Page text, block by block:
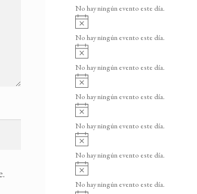
e
n
t
o
s
o
i
o
No hay ningún evento este día.
v
i
o
No hay ningún evento este día.
A
v
i
o
No hay ningún evento este día.
A
v
i
o
No hay ningún evento este día.
v
i
o
No hay ningún evento este día.
v
i
o
No hay ningún evento este día.
v
i
No hay ningún evento este día.